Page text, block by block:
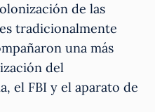
de las
tradicionalmente
una más
del
el FBI y el aparato de